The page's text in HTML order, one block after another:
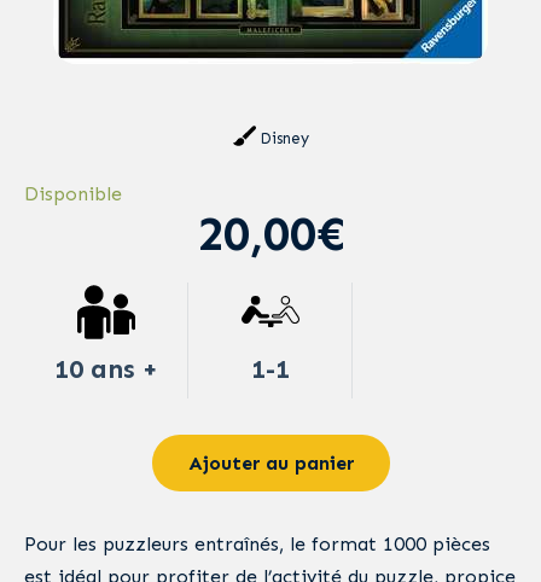
Disney
Disponible
20,00€
10 ans + 1-1
Ajouter au panier
Pour les puzzleurs entraînés, le format 1000 pièces
est idéal pour profiter de l’activité du puzzle, propice